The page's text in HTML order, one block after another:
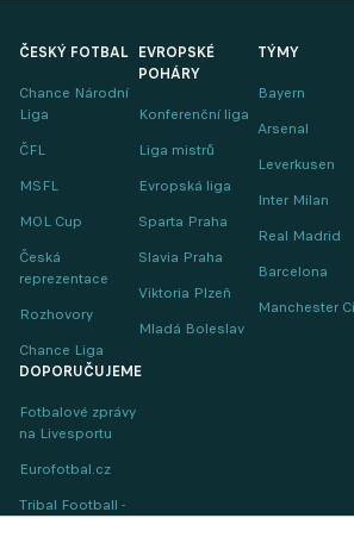
ČESKÝ FOTBAL
Chance Národní
Liga
ČFL
MSFL
MOL Cup
Česká
reprezentace
Rozhovory
Chance Liga
EVROPSKÉ
POHÁRY
Konferenční liga
Liga mistrů
Evropská liga
Sparta Praha
Slavia Praha
Viktoria Plzeň
Mladá Boleslav
TÝMY
Bayern
Arsenal
Leverkusen
Inter Milan
Real Madrid
Barcelona
Manchester
DOPORUČUJEME
Fotbalové zprávy
na Livesportu
Eurofotbal.cz
Tribal Football -